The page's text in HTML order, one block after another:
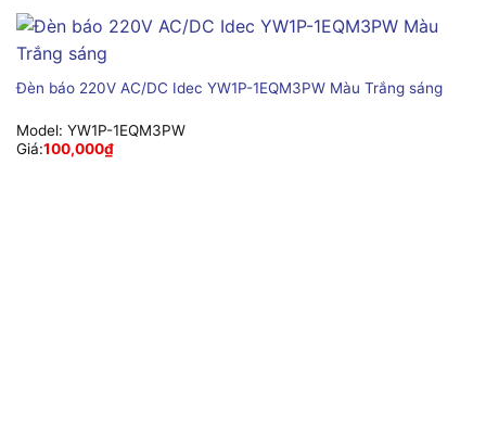
Đèn báo 220V AC/DC Idec YW1P-1EQM3PW Màu Trắng sáng
Model: YW1P-1EQM3PW
Giá:100,000₫